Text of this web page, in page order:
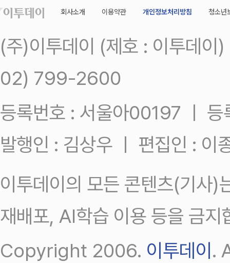
회사소개 이용약관 개인정보처리방침 청소년
(주)이투데이 (제호 : 이투데
02) 799-2600
등록번호 : 서울아00197 ㅣ
발행인 : 김상우 ㅣ 편집인 : 이
이투데이의 모든 콘텐츠(기사)
재배포, AI학습 이용 등을 금지
Copyright 2006. 이투데이 .